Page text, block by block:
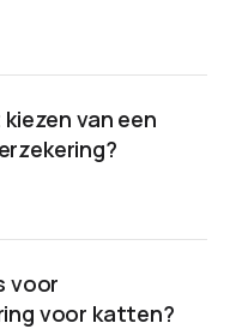
van een
voor
voor katten?